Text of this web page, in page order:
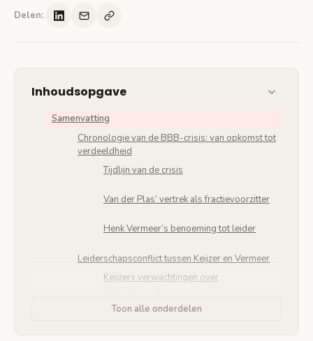
Delen:
Inhoudsopgave
Samenvatting
Chronologie van de BBB-crisis: van opkomst tot
verdeeldheid
Tijdlijn van de crisis
Van der Plas’ vertrek als fractievoorzitter
Henk Vermeer’s benoeming tot leider
Leiderschapsconflict tussen Keijzer en Vermeer
Keijzers verwachtingen over
Toon alle onderdelen